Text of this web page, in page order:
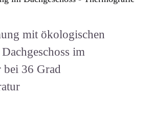
mit ökologischen
im
bei 36 Grad